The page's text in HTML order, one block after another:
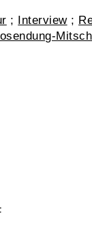
; Interview;